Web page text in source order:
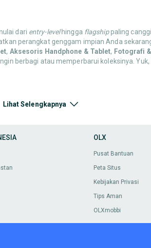
dari entry-levelhingga flagshippaling
perangkat genggam impian Anda
, Aksesoris Handphone & Tablet, Fotografi
berbagi atau memperbarui koleksinya.
, mulai daricasepelindung,
sekarang dan temukan apa yang paling
Lihat Selengkapnya
OLX
Pusat Bantuan
Peta Situs
Kebijakan Privasi
Tips Aman
OLXmobbi